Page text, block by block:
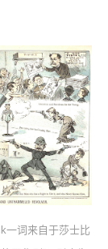
一词来自于莎士比